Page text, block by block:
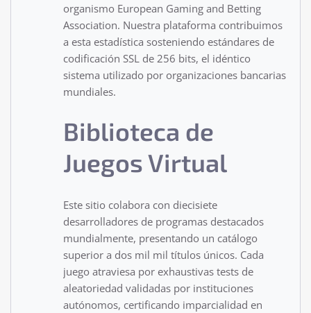
organismo European Gaming and Betting
Association. Nuestra plataforma contribuimos
a esta estadística sosteniendo estándares de
codificación SSL de 256 bits, el idéntico
sistema utilizado por organizaciones bancarias
mundiales.
Biblioteca de
Juegos Virtual
Este sitio colabora con diecisiete
desarrolladores de programas destacados
mundialmente, presentando un catálogo
superior a dos mil mil títulos únicos. Cada
juego atraviesa por exhaustivas tests de
aleatoriedad validadas por instituciones
autónomos, certificando imparcialidad en